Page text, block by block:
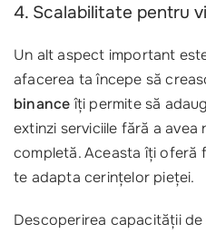
4. Scalabilitate pentru
Un alt aspect important
afacerea ta începe să
binanceîți permite să
extinzi serviciile fără a
completă. Aceasta îți oferă
te adapta cerințelor pieței.
Descoperirea capacității